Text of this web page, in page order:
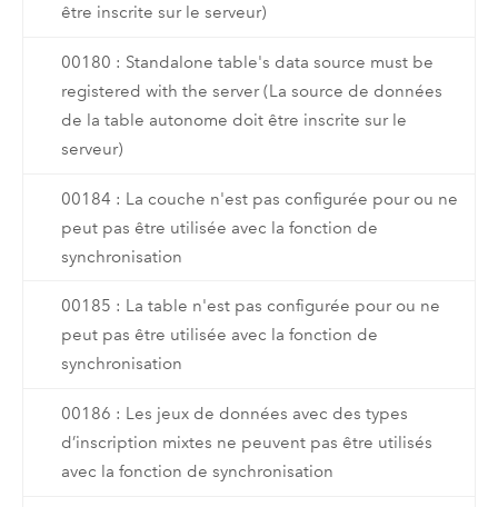
être inscrite sur le serveur)
00180 : Standalone table's data source must be
registered with the server (La source de données
de la table autonome doit être inscrite sur le
serveur)
00184 : La couche n'est pas configurée pour ou ne
peut pas être utilisée avec la fonction de
synchronisation
00185 : La table n'est pas configurée pour ou ne
peut pas être utilisée avec la fonction de
synchronisation
00186 : Les jeux de données avec des types
d’inscription mixtes ne peuvent pas être utilisés
avec la fonction de synchronisation